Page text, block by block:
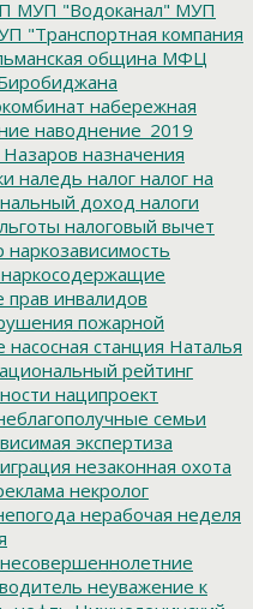
МУП "Водоканал" МУП
"Транспортная компания
община МФЦ
набережная
наводнение_2019
Назаров назначения
наледь налог налог на
доход налоги
налоговый вычет
наркозависимость
наркосодержащие
инвалидов
пожарной
насосная станция Наталья
рейтинг
наципроект
семьи
экспертиза
незаконная охота
некролог
нерабочая неделя
несовершеннолетние
неуважение к